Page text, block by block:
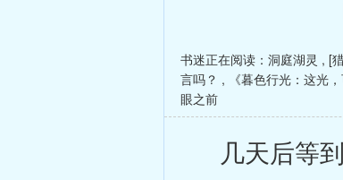
书迷正在阅读： 洞庭湖灵 , [
言吗？ , 《暮色行光：这光
眼之前
几天后等到